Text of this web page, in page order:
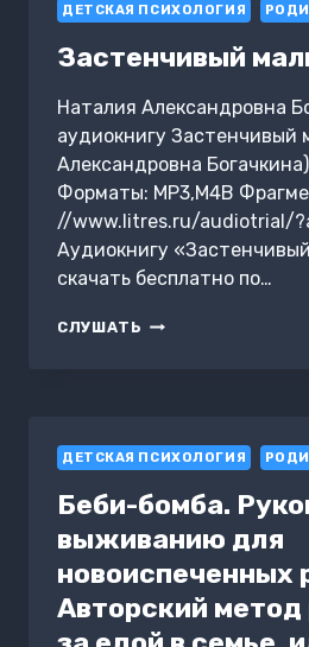
ДЕТСКАЯ ПСИХОЛОГИЯ
Застенчивый
Наталия Александровна
аудиокнигу Застенчивый
Александровна
Форматы: MP3,M4B
//www.litres.ru/audiotrial/
Аудиокнигу
скачать бесплатно по…
СЛУШАТЬ ЗАСТЕНЧИВЫЙ
ДЕТСКАЯ ПСИХОЛОГИЯ
Беби-бомба.
выживанию для
новоиспеченных
Авторский метод